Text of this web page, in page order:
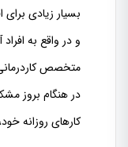
بسیار زیادی برای
و در واقع به
متخصص
در هنگام بروز
کارهای روزانه